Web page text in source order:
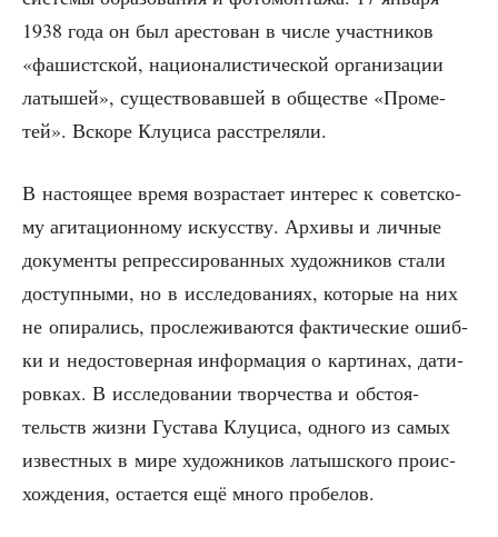
1938 года он был аре­сто­ван в чис­ле участ­ни­ков
«фашист­ской, наци­о­на­ли­сти­че­ской орга­ни­за­ции
латы­шей», суще­ство­вав­шей в обще­стве «Про­ме­
тей». Вско­ре Клу­ци­са расстреляли.
В насто­я­щее вре­мя воз­рас­та­ет инте­рес к совет­ско­
му аги­та­ци­он­но­му искус­ству. Архи­вы и лич­ные
доку­мен­ты репрес­си­ро­ван­ных худож­ни­ков ста­ли
доступ­ны­ми, но в иссле­до­ва­ни­ях, кото­рые на них
не опи­ра­лись, про­сле­жи­ва­ют­ся фак­ти­че­ские ошиб­
ки и недо­сто­вер­ная инфор­ма­ция о кар­ти­нах, дати­
ров­ках. В иссле­до­ва­нии твор­че­ства и обсто­я­
тельств жиз­ни Густа­ва Клу­ци­са, одно­го из самых
извест­ных в мире худож­ни­ков латыш­ско­го про­ис­
хож­де­ния, оста­ет­ся ещё мно­го пробелов.